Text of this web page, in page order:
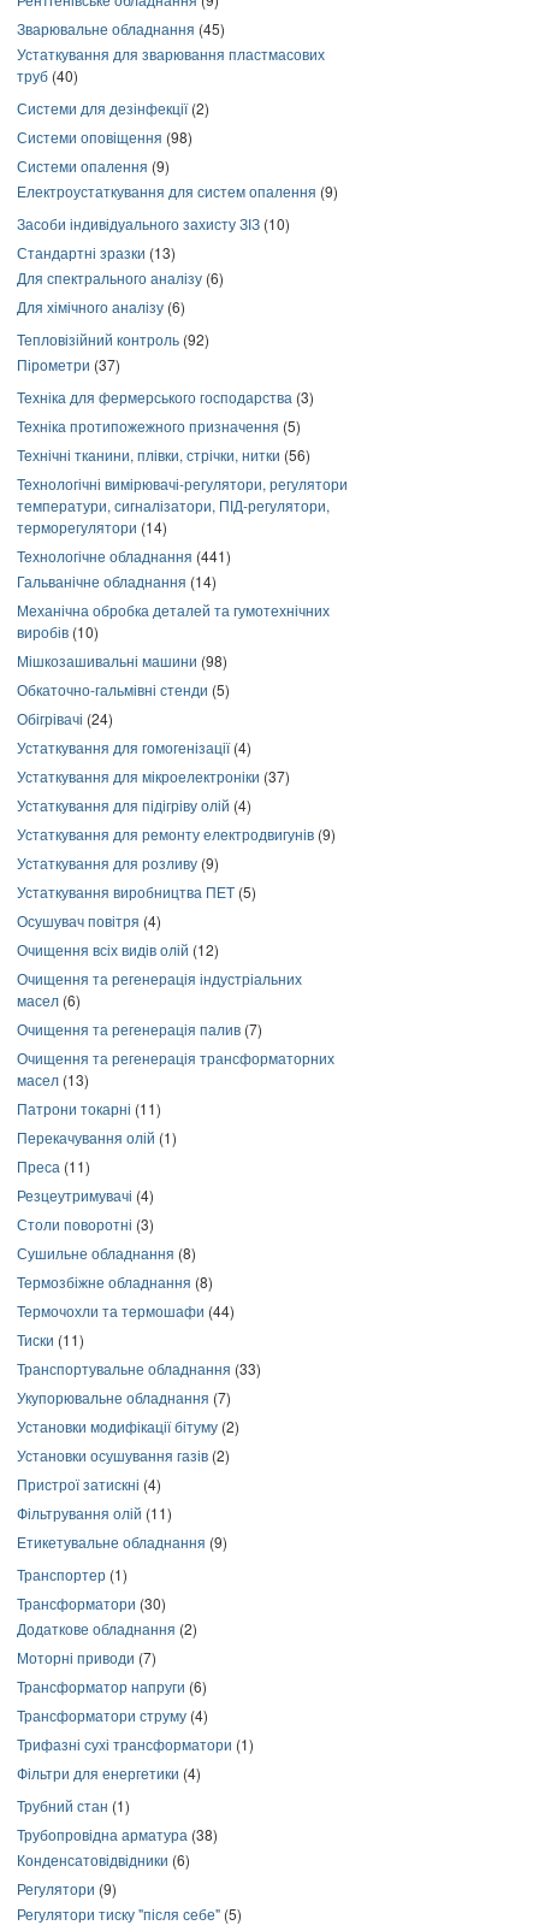
Зварювальне обладнання (45)
Устаткування для зварювання пластмасових
труб (40)
Системи для дезінфекції(2)
Системи оповіщення (98)
Системи опалення (9)
Електроустаткування для систем опалення (9)
Засоби індивідуального захисту ЗІЗ (10)
Стандартні зразки (13)
Для спектрального аналізу (6)
Для хімічного аналізу (6)
Тепловізійний контроль (92)
Пірометри (37)
Техніка для фермерського господарства (3)
Техніка протипожежного призначення (5)
Технічні тканини, плівки, стрічки, нитки (56)
Технологічні вимірювачі-регулятори, регулятори
температури, сигналізатори, ПІД-регулятори,
терморегулятори (14)
Технологічне обладнання (441)
Гальванічне обладнання (14)
Механічна обробка деталей та гумотехнічних
виробів (10)
Мішкозашивальні машини (98)
Обкаточно-гальмівні стенди (5)
Обігрівачі (24)
Устаткування для гомогенізації(4)
Устаткування для мікроелектроніки (37)
Устаткування для підігріву олій (4)
Устаткування для ремонту електродвигунів (9)
Устаткування для розливу (9)
Устаткування виробництва ПЕТ (5)
Осушувач повітря (4)
Очищення всіх видів олій (12)
Очищення та регенерація індустріальних
масел (6)
Очищення та регенерація палив (7)
Очищення та регенерація трансформаторних
масел (13)
Патрони токарні (11)
Перекачування олій (1)
Преса (11)
Резцеутримувачі (4)
Столи поворотні (3)
Сушильне обладнання (8)
Термозбіжне обладнання (8)
Термочохли та термошафи (44)
Тиски (11)
Транспортувальне обладнання (33)
Укупорювальне обладнання (7)
Установки модифікації бітуму (2)
Установки осушування газів (2)
Пристрої затискні (4)
Фільтрування олій (11)
Етикетувальне обладнання (9)
Транспортер (1)
Трансформатори (30)
Додаткове обладнання (2)
Моторні приводи (7)
Трансформатор напруги (6)
Трансформатори струму (4)
Трифазні сухі трансформатори (1)
Фільтри для енергетики (4)
Трубний стан (1)
Трубопровідна арматура (38)
Конденсатовідвідники (6)
Регулятори (9)
Регулятори тиску "після себе" (5)